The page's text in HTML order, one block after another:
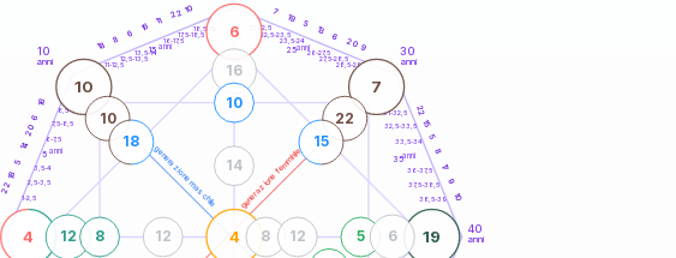
generazione maschile generazione femminile
10
anni
30
anni
40
anni
1-2,5
2,5-3,5
3,5-4
6-7,5
7,5-8,5
8,5-9
11-12,5
12,5-13,5
13,5-14
16-17,5
17,5-18,5
18,5-19
21-22,5
22,5-23,5
23,5-24
26-27,5
27,5-28,5
28,5-29
31-32,5
32,5-33,5
33,5-34
36-37,5
37,5-38,5
38,5-39
22
18
5
14
20
6
16
18 8
6
16 11
2210 7
19
5
13 6
20 9
22
15
5
8
17
9
10
4
6
19
4
10 7
5
12
16
6
8
10
8 12
12
14
10
18
22
15
5 anni
15 anni 25anni
35anni